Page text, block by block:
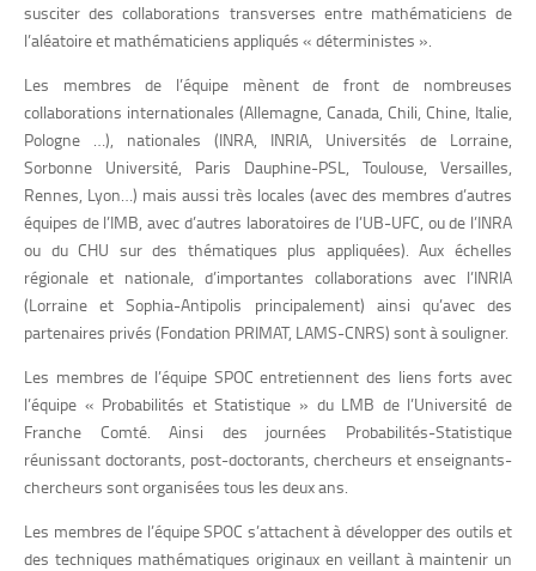
susciter des collaborations transverses entre mathématiciens de
l’aléatoire et mathématiciens appliqués « déterministes ».
Les membres de l’équipe mènent de front de nombreuses
collaborations internationales (Allemagne, Canada, Chili, Chine, Italie,
Pologne …), nationales (INRA, INRIA, Universités de Lorraine,
Sorbonne Université, Paris Dauphine-PSL, Toulouse, Versailles,
Rennes, Lyon…) mais aussi très locales (avec des membres d’autres
équipes de l’IMB, avec d’autres laboratoires de l’UB-UFC, ou de l’INRA
ou du CHU sur des thématiques plus appliquées). Aux échelles
régionale et nationale, d’importantes collaborations avec l’INRIA
(Lorraine et Sophia-Antipolis principalement) ainsi qu’avec des
partenaires privés (Fondation PRIMAT, LAMS-CNRS) sont à souligner.
Les membres de l’équipe SPOC entretiennent des liens forts avec
l’équipe « Probabilités et Statistique » du LMB de l’Université de
Franche Comté. Ainsi des journées Probabilités-Statistique
réunissant doctorants, post-doctorants, chercheurs et enseignants-
chercheurs sont organisées tous les deux ans.
Les membres de l’équipe SPOC s’attachent à développer des outils et
des techniques mathématiques originaux en veillant à maintenir un